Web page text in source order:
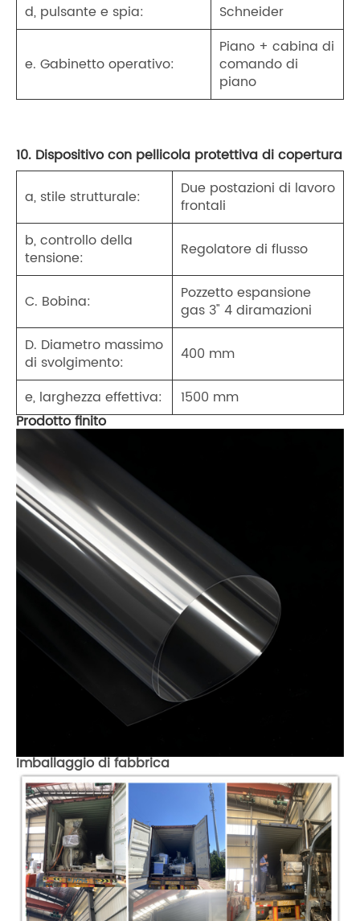
d, pulsante e spia: Schneider
e. Gabinetto operativo:
Piano + cabina di
comando di
piano
10. Dispositivo con pellicola protettiva di copertura
a, stile strutturale:
Due postazioni di lavoro
frontali
b, controllo della
tensione:
Regolatore di flusso
C. Bobina:
Pozzetto espansione
gas 3" 4 diramazioni
D. Diametro massimo
di svolgimento:
400 mm
e, larghezza effettiva:
1500 mm
Prodotto finito
Imballaggio di fabbrica